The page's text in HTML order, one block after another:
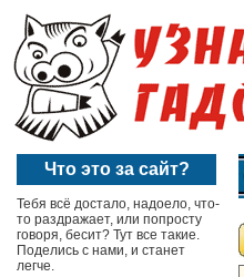
Что это за сайт?
Тебя всё достало, надоело, что-
то раздражает, или попросту
говоря, бесит? Тут все такие.
Поделись с нами, и станет
легче.